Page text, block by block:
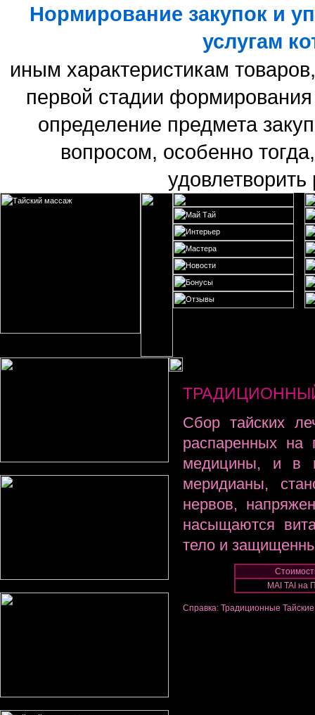
Нормирование закупок и
услугам
иным характеристикам
первой стадии
определение предмета
вопросом, особенно
Сбор тайских
распаренных на
медицины, и в
меридианы,
нервов,
насыщаются
тело и
MAI TAI на
Справка: Традиционные